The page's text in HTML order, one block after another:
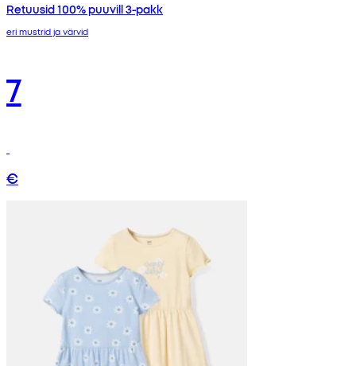
Retuusid 100% puuvill 3-pakk
eri mustrid ja värvid
7
€